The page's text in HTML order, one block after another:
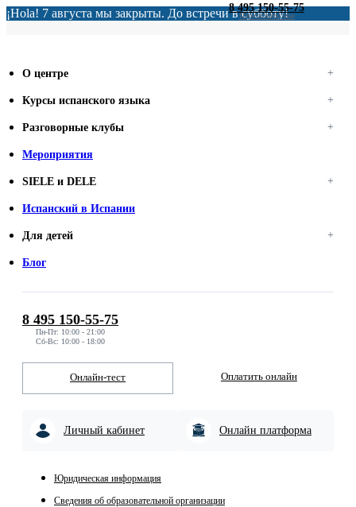
¡Hola! 7 августа мы закрыты. До встречи в субботу!
8 495 150-55-75
Перезвоните мне
О центре
Курсы испанского языка
Разговорные клубы
Мероприятия
SIELE и DELE
Испанский в Испании
Для детей
Блог
8 495 150-55-75
Пн-Пт: 10:00 - 21:00
Сб-Вс: 10:00 - 18:00
Онлайн-тест Оплатить онлайн
Личный кабинет Онлайн платформа
Юридическая информация
Сведения об образовательной организации